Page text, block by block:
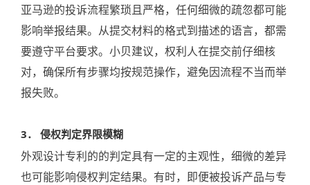
亚马逊的投诉流程繁琐且严格，任何细微的疏忽都可能
影响举报结果。从提交材料的格式到描述的语言，都需
要遵守平台要求。小贝建议，权利人在提交前仔细核
对，确保所有步骤均按规范操作，避免因流程不当而举
报失败。
3． 侵权判定界限模糊
外观设计专利的的判定具有一定的主观性，细微的差异
也可能影响侵权判定结果。有时，即便被投诉产品与专